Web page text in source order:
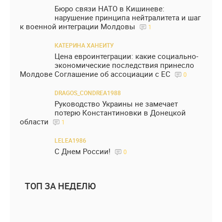
Бюро связи НАТО в Кишиневе:
нарушение принципа нейтралитета и шаг
к военной интеграции Молдовы
1
КАТЕРИНА ХАНЕИТУ
Цена евроинтеграции: какие социально-
экономические последствия принесло
Молдове Соглашение об ассоциации с ЕС
0
DRAGOS_CONDREA1988
Руководство Украины не замечает
потерю Константиновки в Донецкой
области
1
LELEA1986
С Днем России! 0
ТОП ЗА НЕДЕЛЮ